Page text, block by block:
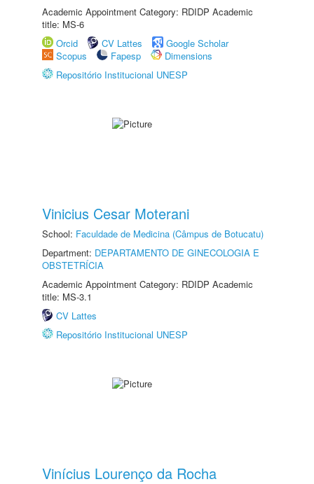
Academic Appointment Category: RDIDP Academic
title: MS-6
Orcid
CV Lattes
Google Scholar
Scopus
Fapesp
Dimensions
Repositório Institucional UNESP
Vinicius Cesar Moterani
School: Faculdade de Medicina (Câmpus de Botucatu)
Department: DEPARTAMENTO DE GINECOLOGIA E
OBSTETRÍCIA
Academic Appointment Category: RDIDP Academic
title: MS-3.1
CV Lattes
Repositório Institucional UNESP
Vinícius Lourenço da Rocha